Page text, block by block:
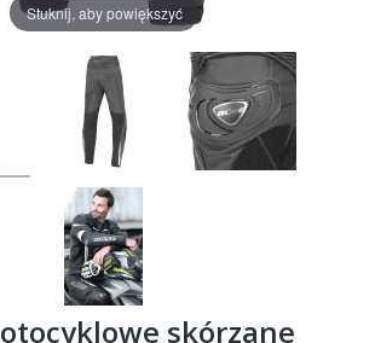
Stuknij, aby powiększyć
skórzane